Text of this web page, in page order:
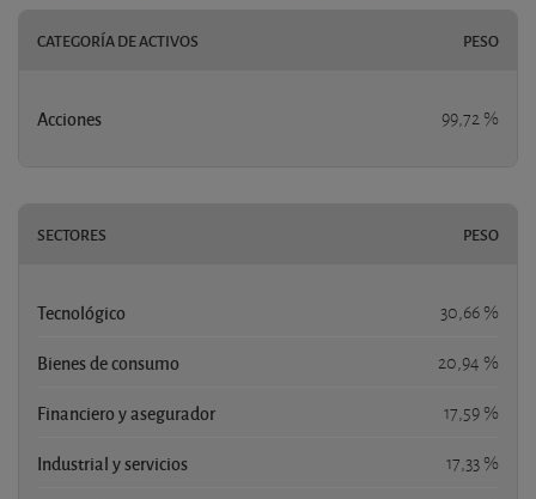
CATEGORÍA DE ACTIVOS PESO
Acciones 99,72 %
SECTORES PESO
Tecnológico 30,66 %
Bienes de consumo 20,94 %
Financiero y asegurador 17,59 %
Industrial y servicios 17,33 %